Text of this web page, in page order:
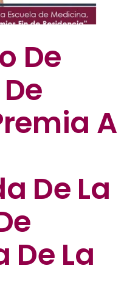
De
A
De La
De La